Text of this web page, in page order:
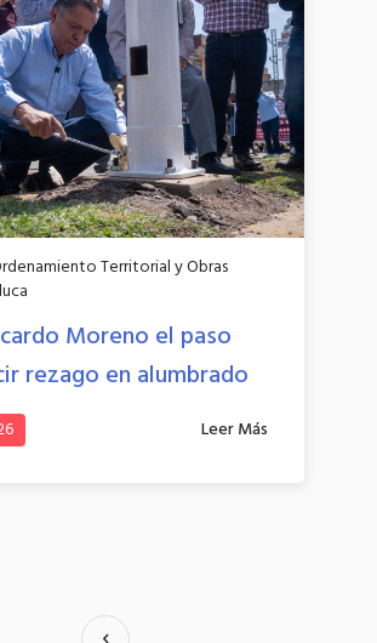
Territorial y Obras
Moreno el paso
en alumbrado
Leer Más